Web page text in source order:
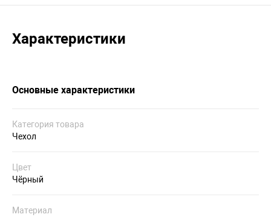
Характеристики
Основные характеристики
Категория товара
Чехол
Цвет
Чёрный
Материал